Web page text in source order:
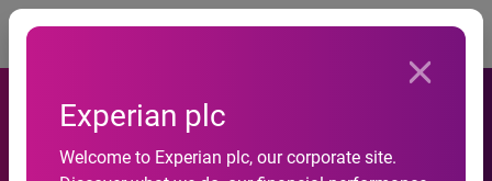
Experian plc
Welcome to Experian plc, our corporate site.